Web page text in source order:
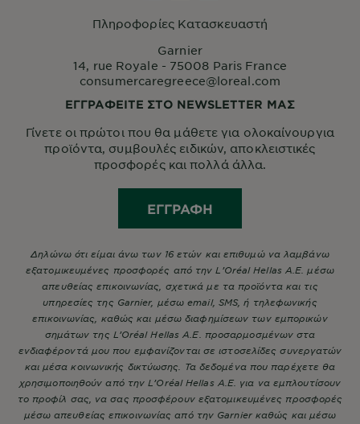
Πληροφορίες Κατασκευαστή
Garnier
14, rue Royale - 75008 Paris France
consumercaregreece@loreal.com
ΕΓΓΡΑΦΕΙΤΕ ΣΤΟ NEWSLETTER ΜΑΣ
Γίνετε οι πρώτοι που θα μάθετε για ολοκαίνουργια
προϊόντα, συμβουλές ειδικών, αποκλειστικές
προσφορές και πολλά άλλα.
ΕΓΓΡΑΦΉ
Δηλώνω ότι είμαι άνω των 16 ετών και επιθυμώ να λαμβάνω
εξατομικευμένες προσφορές από την L’Oréal Hellas A.E. μέσω
απευθείας επικοινωνίας, σχετικά με τα προϊόντα και τις
υπηρεσίες της Garnier, μέσω email, SMS, ή τηλεφωνικής
επικοινωνίας, καθώς και μέσω διαφημίσεων των εμπορικών
σημάτων της L’Oréal Hellas A.E. προσαρμοσμένων στα
ενδιαφέροντά μου που εμφανίζονται σε ιστοσελίδες συνεργατών
και μέσα κοινωνικής δικτύωσης. Τα δεδομένα που παρέχετε θα
χρησιμοποιηθούν από την L’Oréal Hellas A.E. για να εμπλουτίσουν
το προφίλ σας, να σας προσφέρουν εξατομικευμένες προσφορές
μέσω απευθείας επικοινωνίας από την Garnier καθώς και μέσω